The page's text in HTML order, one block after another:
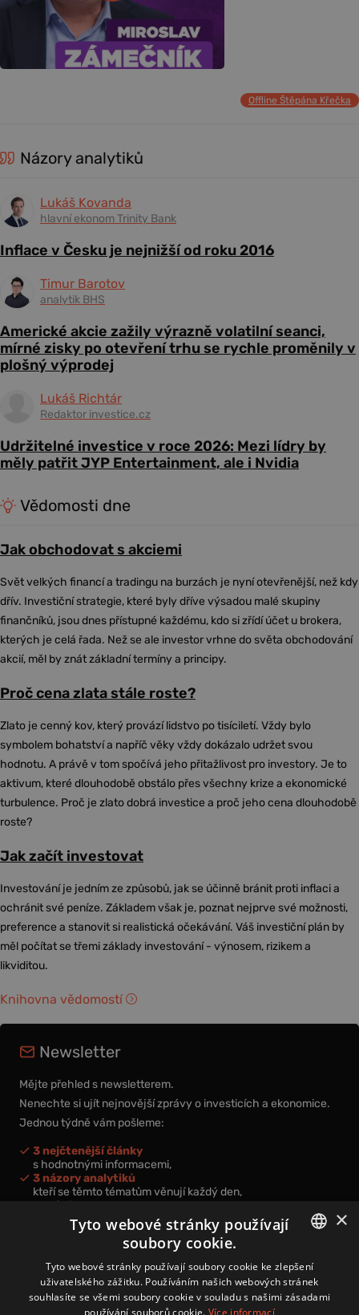
Offline Štěpána Křečka
Názory analytiků
Lukáš Kovanda
hlavní ekonom Trinity Bank
Inflace v Česku je nejnižší od roku 2016
Timur Barotov
analytik BHS
Americké akcie zažily výrazně volatilní seanci,
mírné zisky po otevření trhu se rychle proměnily v
plošný výprodej
Lukáš Richtár
Redaktor investice.cz
Udržitelné investice v roce 2026: Mezi lídry by
měly patřit JYP Entertainment, ale i Nvidia
Vědomosti dne
Jak obchodovat s akciemi
Svět velkých financí a tradingu na burzách je nyní otevřenější, než kdy
dřív. Investiční strategie, které byly dříve výsadou malé skupiny
finančníků, jsou dnes přístupné každému, kdo si zřídí účet u brokera,
kterých je celá řada. Než se ale investor vrhne do světa obchodování
akcií, měl by znát základní termíny a principy.
Proč cena zlata stále roste?
Zlato je cenný kov, který provází lidstvo po tisíciletí. Vždy bylo
symbolem bohatství a napříč věky vždy dokázalo udržet svou
hodnotu. A právě v tom spočívá jeho přitažlivost pro investory. Je to
aktivum, které dlouhodobě obstálo přes všechny krize a ekonomické
turbulence. Proč je zlato dobrá investice a proč jeho cena dlouhodobě
roste?
Jak začít investovat
Investování je jedním ze způsobů, jak se účinně bránit proti inflaci a
ochránit své peníze. Základem však je, poznat nejprve své možnosti,
preference a stanovit si realistická očekávání. Váš investiční plán by
měl počítat se třemi základy investování - výnosem, rizikem a
likviditou.
Knihovna vědomostí
Newsletter
Mějte přehled s newsletterem.
Nenechte si ujít nejnovější zprávy o investicích a ekonomice.
Jednou týdně vám pošleme:
3 nejčtenější články
s hodnotnými informacemi,
3 názory analytiků
kteří se těmto tématům věnují každý den,
nová videa a podcasty
k prohloubení vašich znalostí.
Přihlášením k newsletteru vyjadřujete svůj souhlas spodmínkami
zpracování osobních údajů.
CZECH
×
Tyto webové stránky používají
soubory cookie.
Tyto webové stránky používají soubory cookie ke zlepšení
uživatelského zážitku. Používáním našich webových stránek
souhlasíte se všemi soubory cookie v souladu s našimi zásadami
používání souborů cookie. Více informací